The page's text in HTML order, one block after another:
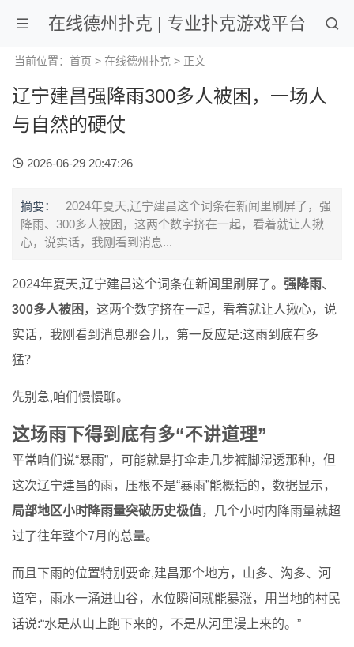
在线德州扑克 | 专业扑克游戏平台
当前位置： 首页 > 在线德州扑克 > 正文
辽宁建昌强降雨300多人被困，一场人
与自然的硬仗
2026-06-29 20:47:26
摘要：
2024年夏天,辽宁建昌这个词条在新闻里刷屏了，强
降雨、300多人被困，这两个数字挤在一起，看着就让人揪
心，说实话，我刚看到消息...
2024年夏天,辽宁建昌这个词条在新闻里刷屏了。 强降雨、
300多人被困 ，这两个数字挤在一起，看着就让人揪心，说
实话，我刚看到消息那会儿，第一反应是:这雨到底有多
猛？
先别急,咱们慢慢聊。
这场雨下得到底有多“不讲道理”
平常咱们说“暴雨”，可能就是打伞走几步裤脚湿透那种，但
这次辽宁建昌的雨，压根不是“暴雨”能概括的，数据显示，
局部地区小时降雨量突破历史极值，几个小时内降雨量就超
过了往年整个7月的总量。
而且下雨的位置特别要命,建昌那个地方，山多、沟多、河
道窄，雨水一涌进山谷，水位瞬间就能暴涨，用当地的村民
话说:“水是从山上跑下来的，不是从河里漫上来的。”